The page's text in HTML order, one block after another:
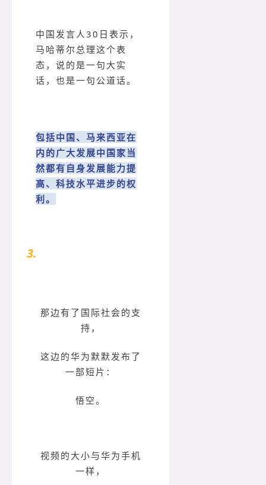
中国发言人30日表示，
马哈蒂尔总理这个表
态，说的是一句大实
话，也是一句公道话。
包括中国、马来西亚在
内的广大发展中国家当
然都有自身发展能力提
高、科技水平进步的权
利。
3.
那边有了国际社会的支
持，
这边的华为默默发布了
一部短片：
悟空。
视频的大小与华为手机
一样，